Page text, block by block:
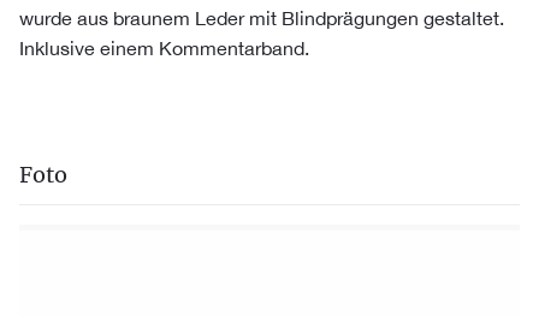
wurde aus braunem Leder mit Blindprägungen gestaltet.
Inklusive einem Kommentarband.
Foto